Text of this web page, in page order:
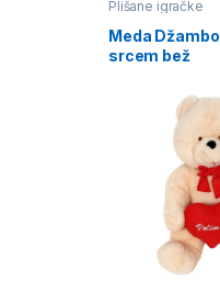
Plišane igračke
Meda
srcem bež